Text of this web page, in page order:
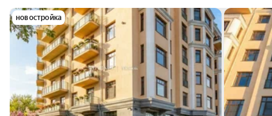
новостройка